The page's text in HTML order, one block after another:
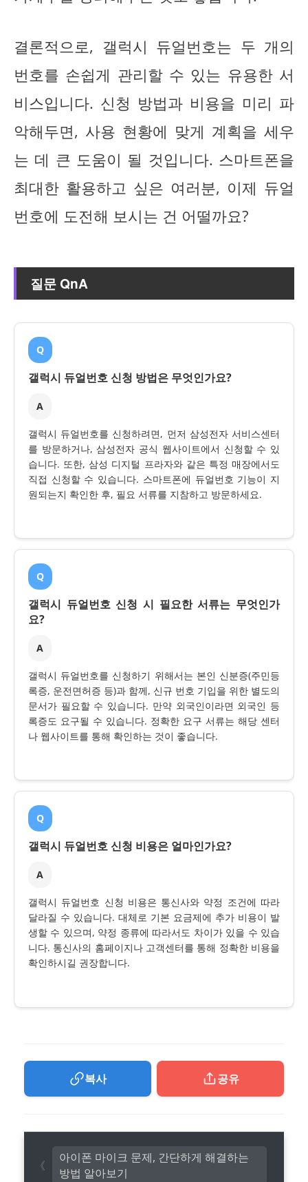
결론적으로, 갤럭시 듀얼번호는 두 개의
번호를 손쉽게 관리할 수 있는 유용한 서
비스입니다. 신청 방법과 비용을 미리 파
악해두면, 사용 현황에 맞게 계획을 세우
는 데 큰 도움이 될 것입니다. 스마트폰을
최대한 활용하고 싶은 여러분, 이제 듀얼
번호에 도전해 보시는 건 어떨까요?
질문 QnA
Q
갤럭시 듀얼번호 신청 방법은 무엇인가요?
A
갤럭시 듀얼번호를 신청하려면, 먼저 삼성전자 서비스센터
를 방문하거나, 삼성전자 공식 웹사이트에서 신청할 수 있
습니다. 또한, 삼성 디지털 프라자와 같은 특정 매장에서도
직접 신청할 수 있습니다. 스마트폰에 듀얼번호 기능이 지
원되는지 확인한 후, 필요 서류를 지참하고 방문하세요.
Q
갤럭시 듀얼번호 신청 시 필요한 서류는 무엇인가
요?
A
갤럭시 듀얼번호를 신청하기 위해서는 본인 신분증(주민등
록증, 운전면허증 등)과 함께, 신규 번호 기입을 위한 별도의
문서가 필요할 수 있습니다. 만약 외국인이라면 외국인 등
록증도 요구될 수 있습니다. 정확한 요구 서류는 해당 센터
나 웹사이트를 통해 확인하는 것이 좋습니다.
Q
갤럭시 듀얼번호 신청 비용은 얼마인가요?
A
갤럭시 듀얼번호 신청 비용은 통신사와 약정 조건에 따라
달라질 수 있습니다. 대체로 기본 요금제에 추가 비용이 발
생할 수 있으며, 약정 종류에 따라서도 차이가 있을 수 있습
니다. 통신사의 홈페이지나 고객센터를 통해 정확한 비용을
확인하시길 권장합니다.
복사 공유
아이폰 마이크 문제, 간단하게 해결하는
방법 알아보기